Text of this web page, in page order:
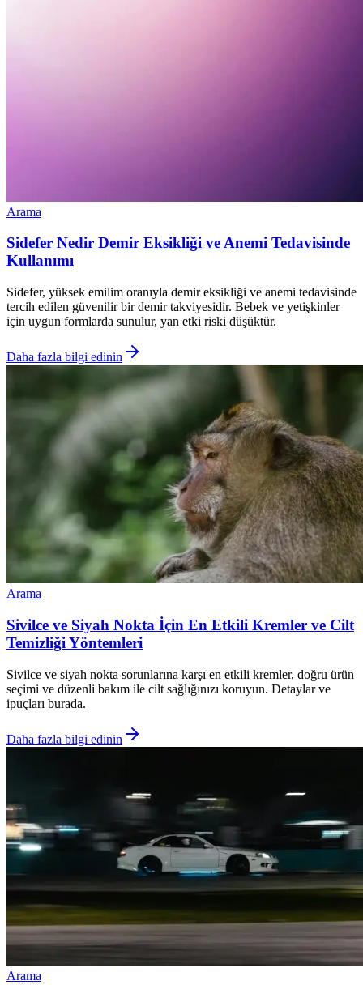
Arama
Sidefer Nedir Demir Eksikliği ve Anemi Tedavisinde
Kullanımı
Sidefer, yüksek emilim oranıyla demir eksikliği ve anemi tedavisinde
tercih edilen güvenilir bir demir takviyesidir. Bebek ve yetişkinler
için uygun formlarda sunulur, yan etki riski düşüktür.
Daha fazla bilgi edinin
Arama
Sivilce ve Siyah Nokta İçin En Etkili Kremler ve Cilt
Temizliği Yöntemleri
Sivilce ve siyah nokta sorunlarına karşı en etkili kremler, doğru ürün
seçimi ve düzenli bakım ile cilt sağlığınızı koruyun. Detaylar ve
ipuçları burada.
Daha fazla bilgi edinin
Arama